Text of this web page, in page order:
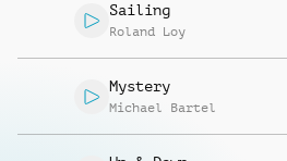
Sailing
Roland Loy
Mystery
Michael Bartel